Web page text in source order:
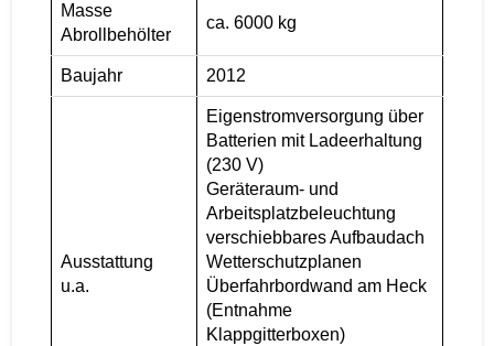
Masse
Abrollbehölter
ca. 6000 kg
Baujahr 2012
Ausstattung
u.a.
Eigenstromversorgung über
Batterien mit Ladeerhaltung
(230 V)
Geräteraum- und
Arbeitsplatzbeleuchtung
verschiebbares Aufbaudach
Wetterschutzplanen
Überfahrbordwand am Heck
(Entnahme
Klappgitterboxen)